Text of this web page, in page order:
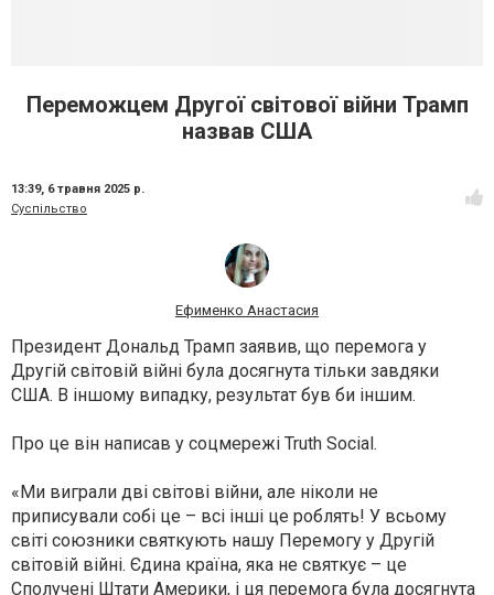
Переможцем Другої світової війни Трамп
назвав США
13:39, 6 травня 2025 р.
Суспільство
Ефименко Анастасия
Президент Дональд Трамп заявив, що перемога у
Другій світовій війні була досягнута тільки завдяки
США. В іншому випадку, результат був би іншим.
Про це він написав у соцмережі Truth Social.
«Ми виграли дві світові війни, але ніколи не
приписували собі це – всі інші це роблять! У всьому
світі союзники святкують нашу Перемогу у Другій
світовій війні. Єдина країна, яка не святкує – це
Сполучені Штати Америки, і ця перемога була досягнута